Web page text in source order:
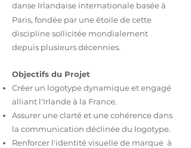
danse Irlandaise internationale basée à
Paris, fondée par une étoile de cette
discipline sollicitée mondialement
depuis plusieursdécennies.
Objectifs du Projet
Créer un logotype dynamique et engagé
alliant l'Irlande à la France.
Assurer une clarté et une cohérence dans
la communication déclinée du logotype.
Renforcer l'identité visuelle de marque à